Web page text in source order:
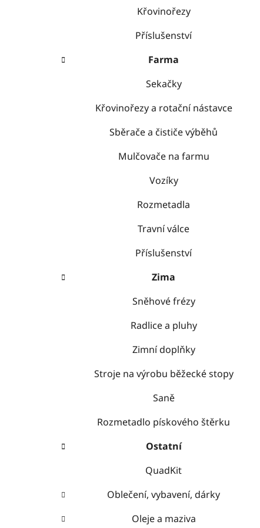
Křovinořezy
Příslušenství
Farma
Sekačky
Křovinořezy a rotační nástavce
Sběrače a čističe výběhů
Mulčovače na farmu
Vozíky
Rozmetadla
Travní válce
Příslušenství
Zima
Sněhové frézy
Radlice a pluhy
Zimní doplňky
Stroje na výrobu běžecké stopy
Saně
Rozmetadlo pískového štěrku
Ostatní
QuadKit
Oblečení, vybavení, dárky
Oleje a maziva